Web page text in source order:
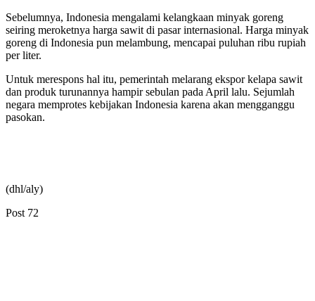
Sebelumnya, Indonesia mengalami kelangkaan minyak goreng
seiring meroketnya harga sawit di pasar internasional. Harga minyak
goreng di Indonesia pun melambung, mencapai puluhan ribu rupiah
per liter.
Untuk merespons hal itu, pemerintah melarang ekspor kelapa sawit
dan produk turunannya hampir sebulan pada April lalu. Sejumlah
negara memprotes kebijakan Indonesia karena akan mengganggu
pasokan.
(dhl/aly)
Post 72